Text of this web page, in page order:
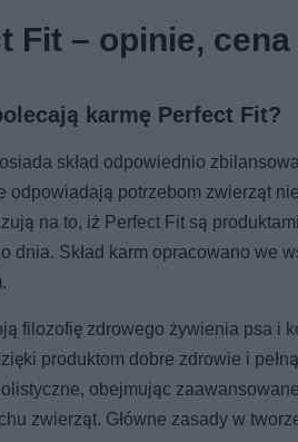
Fit – opinie,
karmę Perfect Fit?
skład odpowiednio
odpowiadają potrzebom zwierząt
na to, iż Perfect Fit są
dnia. Skład karm opracowano we
filozofię zdrowego żywienia psa i
produktom dobre zdrowie i
obejmując
zwierząt. Główne zasady w